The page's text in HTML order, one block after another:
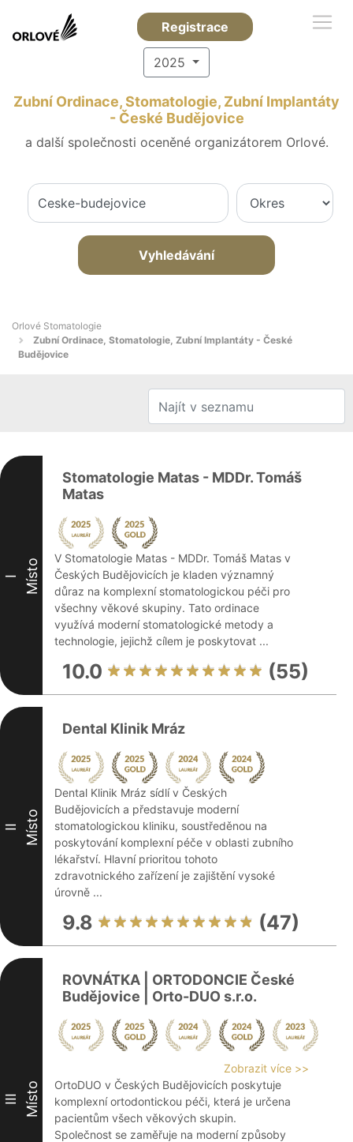
Registrace
2025
Zubní Ordinace, Stomatologie, Zubní Implantáty
- České Budějovice
a další společnosti oceněné organizátorem Orlové.
Vyhledávání
Orlové Stomatologie
Zubní Ordinace, Stomatologie, Zubní Implantáty - České
Budějovice
I Místo
Stomatologie Matas - MDDr. Tomáš
Matas
V Stomatologie Matas - MDDr. Tomáš Matas v
Českých Budějovicích je kladen významný
důraz na komplexní stomatologickou péči pro
všechny věkové skupiny. Tato ordinace
využívá moderní stomatologické metody a
technologie, jejichž cílem je poskytovat ...
10.0 (55)
II Místo
Dental Klinik Mráz
Dental Klinik Mráz sídlí v Českých
Budějovicích a představuje moderní
stomatologickou kliniku, soustředěnou na
poskytování komplexní péče v oblasti zubního
lékařství. Hlavní prioritou tohoto
zdravotnického zařízení je zajištění vysoké
úrovně ...
9.8 (47)
III Místo
ROVNÁTKA | ORTODONCIE České
Budějovice | Orto-DUO s.r.o.
Zobrazit více >>
OrtoDUO v Českých Budějovicích poskytuje
komplexní ortodontickou péči, která je určena
pacientům všech věkových skupin.
Společnost se zaměřuje na moderní způsoby